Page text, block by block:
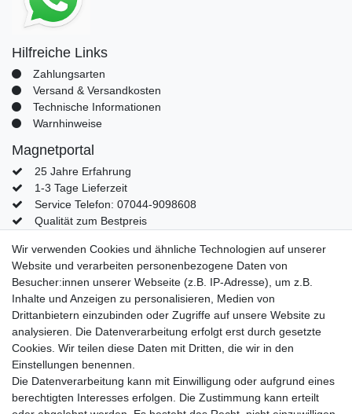
Hilfreiche Links
Zahlungsarten
Versand & Versandkosten
Technische Informationen
Warnhinweise
Magnetportal
25 Jahre Erfahrung
1-3 Tage Lieferzeit
Service Telefon: 07044-9098608
Qualität zum Bestpreis
Mein Konto
Konto
Login
Kontaktformular
Impressum Daten­schutz­erklärung
Wir verwenden Cookies und ähnliche Technologien auf unserer
Website und verarbeiten personenbezogene Daten von
Besucher:innen unserer Webseite (z.B. IP-Adresse), um z.B.
Inhalte und Anzeigen zu personalisieren, Medien von
Drittanbietern einzubinden oder Zugriffe auf unsere Website zu
analysieren. Die Datenverarbeitung erfolgt erst durch gesetzte
Cookies. Wir teilen diese Daten mit Dritten, die wir in den
Einstellungen benennen.
Die Datenverarbeitung kann mit Einwilligung oder aufgrund eines
berechtigten Interesses erfolgen. Die Zustimmung kann erteilt